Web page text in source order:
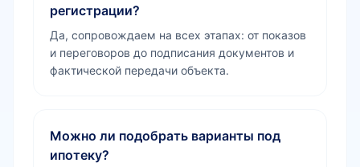
регистрации?
Да, сопровождаем на всех этапах: от показов
и переговоров до подписания документов и
фактической передачи объекта.
Можно ли подобрать варианты под
ипотеку?